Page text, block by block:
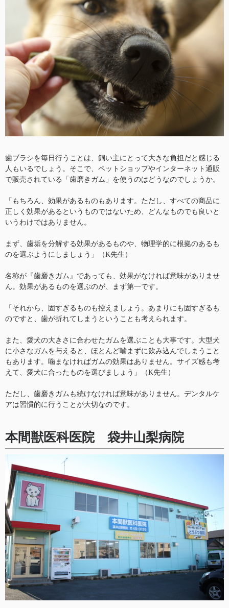
歯ブラシを毎日行うことは、飼い主にとって大きな負担だと感じる
人もいるでしょう。そこで、ペットショップやインターネット通販
で販売されている「歯磨きガム」を使うのはどうなのでしょうか。
「もちろん、効果があるものもあります。ただし、すべての商品に
正しく効果があるというものではないため、どんなものでも良いと
いうわけではありません。
まず、歯垢を分解する効果があるものや、物理学的に根拠のあるも
のを選ぶようにしましょう」（K先生）
名称が『歯磨きガム』であっても、効果がなければ意味がありませ
ん。効果があるものを選ぶのが、まず第一です。
「それから、固すぎるものも控えましょう。あまりにも固すぎるも
のですと、歯が折れてしまうということも考えられます。
また、愛犬の大きさに合わせたガムを選ぶことも大事です。大型犬
に小さなガムを与えると、ほとんど噛まずに飲み込んでしまうこと
もあります。噛まなければガムの効果はありません。サイズ感も考
えて、愛犬に合ったものを選びましょう」（K先生）
ただし、歯磨きガムも続けなければ意味がありません。デンタルケ
アは習慣的に行うことが大切なのです。
本間獣医科医院 袋井山梨病院